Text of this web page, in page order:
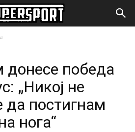
победа
„Никој не
да постигнам
нога“